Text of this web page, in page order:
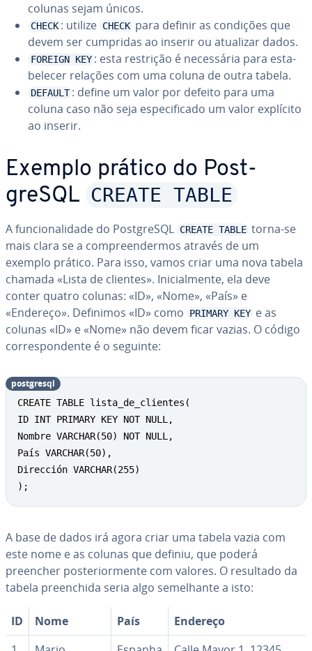
colunas sejam únicos.
CHECK : utilize CHECK para definir as condições que
devem ser cumpridas ao inserir ou atualizar dados.
FOREIGN KEY : esta restrição é ne­ces­sá­ria para es­ta­
be­le­cer relações com uma coluna de outra tabela.
DEFAULT : define um valor por defeito para uma
coluna caso não seja es­pe­ci­fi­cado um valor explícito
ao inserir.
Exemplo prático do Post­
greSQL CREATE TABLE
A fun­ci­o­na­li­dade do Post­greSQL CREATE TABLE torna-se
mais clara se a com­pre­en­der­mos através de um
exemplo prático. Para isso, vamos criar uma nova tabela
chamada «Lista de clientes». Ini­ci­al­mente, ela deve
conter quatro colunas: «ID», «Nome», «País» e
«Endereço». Definimos «ID» como
PRIMARY KEY e as
colunas «ID» e «Nome» não devem ficar vazias. O código
cor­res­pon­dente é o seguinte:
CREATE TABLE lista_de_clientes(
ID INT PRIMARY KEY NOT NULL,
Nombre VARCHAR(50) NOT NULL,
País VARCHAR(50),
Dirección VARCHAR(255)
);
post­gresql
A base de dados irá agora criar uma tabela vazia com
este nome e as colunas que definiu, que poderá
preencher pos­te­ri­or­mente com valores. O resultado da
tabela pre­en­chida seria algo se­me­lhante a isto:
ID Nome País
Endereço